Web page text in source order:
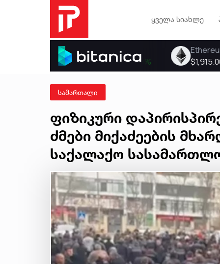
ყველა სიახლე
სამართალი
ფიზიკური
ძმები მიქაძეების
საქალაქო